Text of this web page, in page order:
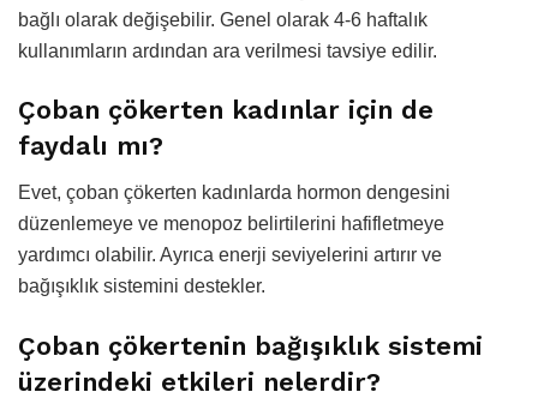
bağlı olarak değişebilir. Genel olarak 4-6 haftalık
kullanımların ardından ara verilmesi tavsiye edilir.
Çoban çökerten kadınlar için de
faydalı mı?
Evet, çoban çökerten kadınlarda hormon dengesini
düzenlemeye ve menopoz belirtilerini hafifletmeye
yardımcı olabilir. Ayrıca enerji seviyelerini artırır ve
bağışıklık sistemini destekler.
Çoban çökertenin bağışıklık sistemi
üzerindeki etkileri nelerdir?